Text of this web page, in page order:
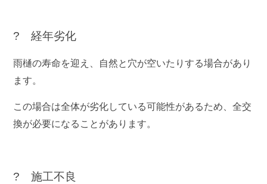
? 経年劣化
雨樋の寿命を迎え、自然と穴が空いたりする場合があり
ます。
この場合は全体が劣化している可能性があるため、全交
換が必要になることがあります。
? 施工不良